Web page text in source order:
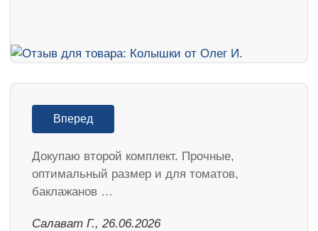
Вперед
Докупаю второй комплект. Прочные,
оптимальный размер и для томатов,
баклажанов …
Салават Г., 26.06.2026